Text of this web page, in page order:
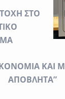
ΣΤΟ
ΚΑΙ
ΑΠΟΒΛΗΤΑ”